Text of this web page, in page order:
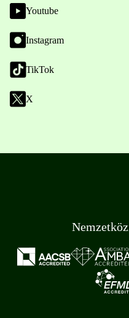
Youtube
Instagram
TikTok
X